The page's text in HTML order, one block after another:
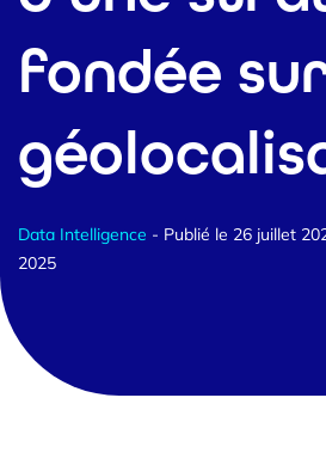
fondée
Data Intelligence - Publié le 26 juillet
2025